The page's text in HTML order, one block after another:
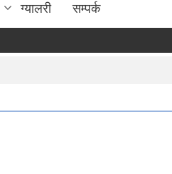
ग्यालरी सम्पर्क